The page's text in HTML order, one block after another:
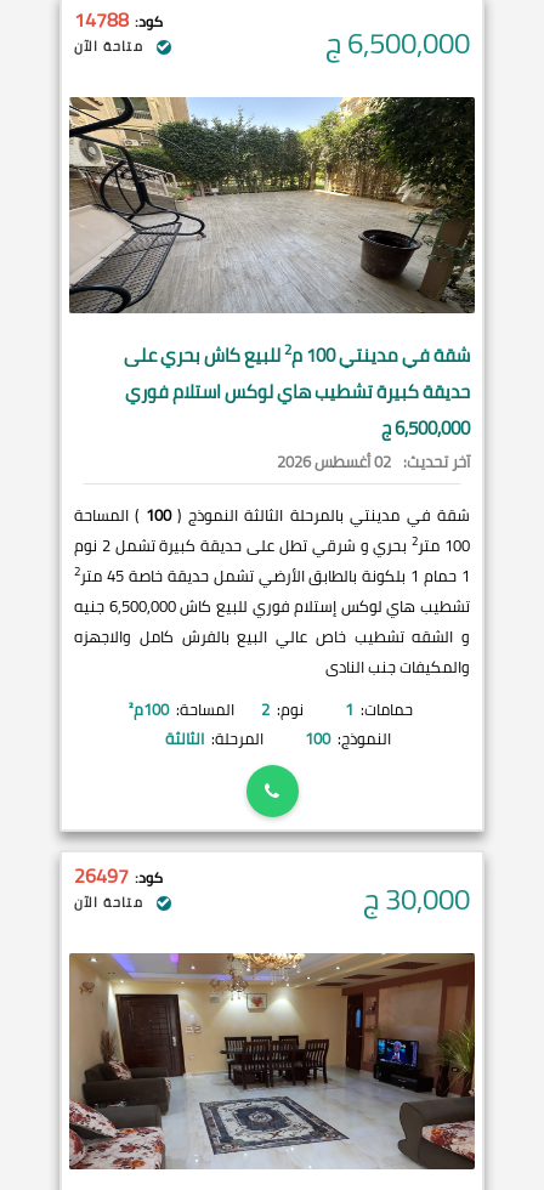
6,500,000ج كود: 14788
متاحة الآن
شقة فيمدينتي100 م 2للبيع كاش بحري على
حديقة كبيرة تشطيب هاي لوكس استلام فوري
6,500,000 ج
آخر تحديث: 02 أغسطس 2026
شقة في مدينتي بالمرحلة الثالثة النموذج (100 ) المساحة
100 متر
2
بحري و شرقي تطل على حديقة كبيرة تشمل 2 نوم
1 حمام 1 بلكونة بالطابق الأرضي تشمل حديقة خاصة 45 متر
2
تشطيب هاي لوكس إستلام فوري للبيع كاش 6,500,000 جنيه
و الشقه تشطيب خاص عالي البيع بالفرش كامل والاجهزه
والمكيفات جنب النادى
حمامات: 1 نوم: 2 المساحة: 100م²
النموذج: 100 المرحلة: الثالثة
30,000ج كود: 26497
متاحة الآن